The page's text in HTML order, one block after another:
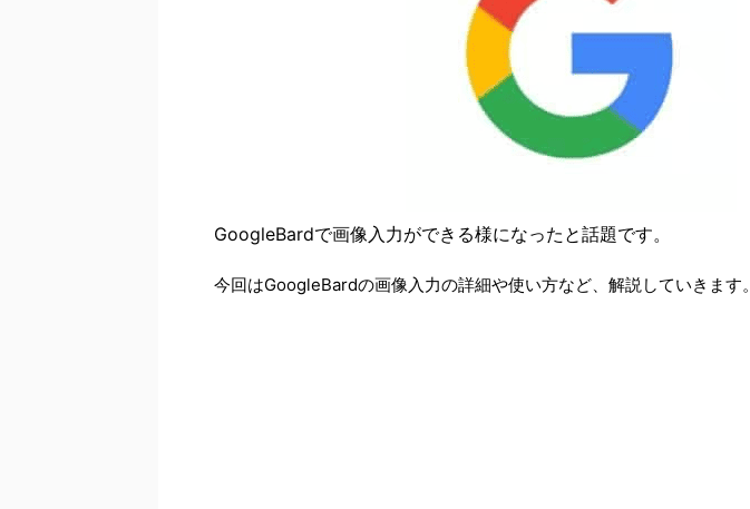
GoogleBardで画像入力ができる様になったと話題です。
今回はGoogleBardの画像入力の詳細や使い方など、解説していきます。